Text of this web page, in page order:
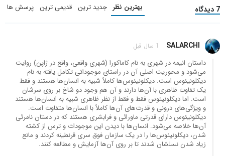
7 دیدگاه بهترین نظر جدید ترین قدیمی ترین پرسش ها
SALARCHI 1 سال قبل
داستان انیمه در شهری به نام کاماکورا (شهری واقعی، واقع در ژاپن) روایت
می‌شود و محوریت اصلی آن در راستای موجوداتی تکامل یافته به نام
دیکلونیئوس است. دیکلونیئوس‌ها کاملاً شبیه به انسان‌ها هستند و فقط
یک تفاوت ظاهری با آن‌ها دارند و آن هم وجود دو شاخ بر روی سرشان
است. اما دیکلونیئوس فقط و فقط از نظر ظاهری شبیه به انسان‌ها هستند
و ویژگی‌های درونی و قدرت‌های آن‌ها کاملاً با انسان‌ها متفاوت است.
دیکلونیئوس دارای قدرتی ماورائی و فرابشری هستند که در دستان نامرئی
آن‌ها خلاصه می‌شود. انسان‌ها با دیدن این موجودات و ترس از کشته
شدن، دیکلونیئوس‌ها را در یک سازمان فوق سری قرنطینه کردند و مانع
زیاد شدن نسلشان شدند تا بر روی آن‌ها آزمایش و مطالعه کنند.